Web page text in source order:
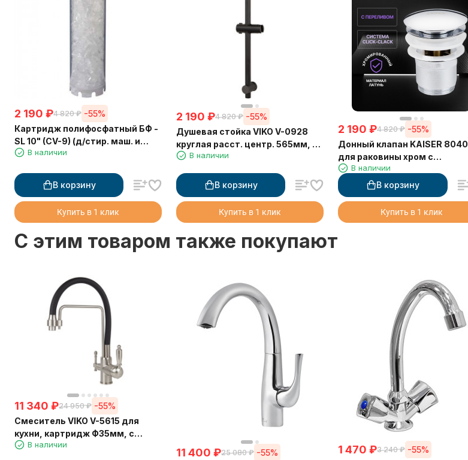
2 190 ₽4 820 ₽ -55%
Картридж полифосфатный БФ -
SL 10" (CV-9) (д/стир. маш. и
водонагр.)
В наличии
В корзину
Купить в 1 клик
2 190 ₽4 820 ₽ -55%
Душевая стойка VIKO V-0928
круглая расст. центр. 565мм, в
коробке (латунь) черный
В наличии
В корзину
Купить в 1 клик
2 190 ₽4 820 ₽ -55%
Донный клапан KAISER 8040
для раковины хром с
переливом, автомат
В наличии
В корзину
Купить в 1 клик
C этим товаром также покупают
11 340 ₽24 950 ₽ -55%
Смеситель VIKO V-5615 для
кухни, картридж Ф35мм, с
гибким черным изливом, под
В наличии
11 400 ₽25 080 ₽ -55% 1 470 ₽3 240 ₽ -55%